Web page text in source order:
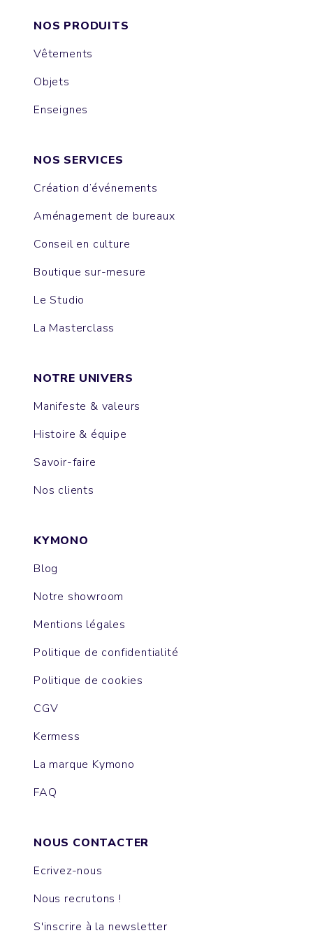
NOS PRODUITS
Vêtements
Objets
Enseignes
NOS SERVICES
Création d’événements
Aménagement de bureaux
Conseil en culture
Boutique sur-mesure
Le Studio
La Masterclass
NOTRE UNIVERS
Manifeste & valeurs
Histoire & équipe
Savoir-faire
Nos clients
KYMONO
Blog
Notre showroom
Mentions légales
Politique de confidentialité
Politique de cookies
CGV
Kermess
La marque Kymono
FAQ
NOUS CONTACTER
Ecrivez-nous
Nous recrutons !
S'inscrire à la newsletter